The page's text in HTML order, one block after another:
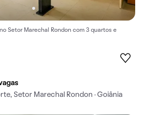
Setor Marechal Rondon com 3 quartos e
Setor Marechal Rondon · Goiânia